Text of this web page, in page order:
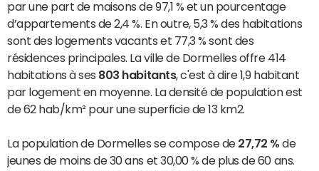
par une part de maisons de 97,1 % et un pourcentage
d’appartements de 2,4 %. En outre, 5,3 % des habitations
sont des logements vacants et 77,3 % sont des
résidences principales. La ville de Dormelles offre 414
habitations à ses 803 habitants, c'est à dire 1,9 habitant
par logement en moyenne. La densité de population est
de 62 hab/km² pour une superficie de 13 km2.
La population de Dormelles se compose de 27,72 % de
jeunes de moins de 30 ans et 30,00 % de plus de 60 ans.